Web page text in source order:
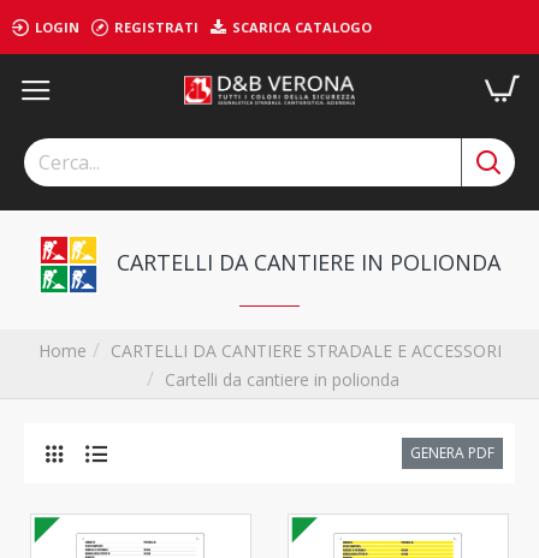
LOGIN REGISTRATI SCARICA CATALOGO
Home
CARTELLI DA CANTIERE STRADALE E ACCESSORI
Cartelli da cantiere in polionda
CARTELLI DA CANTIERE IN POLIONDA
GENERA PDF